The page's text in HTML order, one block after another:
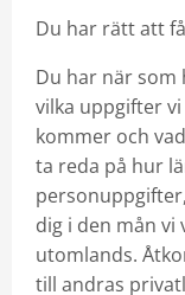
Du har rätt att
Du har när
vilka uppgifter
kommer och
ta reda på hur
dig i den mån vi
utomlands.
till andras